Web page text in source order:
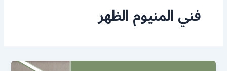
فني المنيوم الظهر